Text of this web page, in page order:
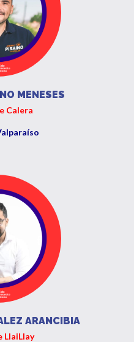
MENESES
Calera
ARANCIBIA
LlaiLlay